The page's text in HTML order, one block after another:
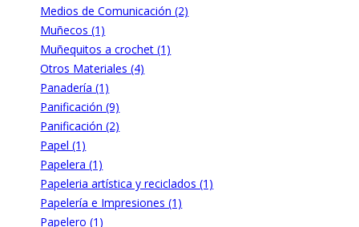
Medios de Comunicación (2)
Muñecos (1)
Muñequitos a crochet (1)
Otros Materiales (4)
Panadería (1)
Panificación (9)
Panificación (2)
Papel (1)
Papelera (1)
Papeleria artística y reciclados (1)
Papelería e Impresiones (1)
Papelero (1)